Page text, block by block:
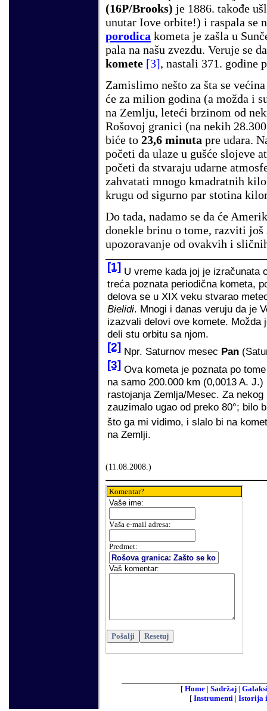
(16P/Brooks) je 1886. takođe
unutar Iove orbite!) i raspala se
porodica kometa je zašla u
pala na našu zvezdu. Veruje se
komete [3], nastali 371. godine
Zamislimo nešto za šta se
će za milion godina (a možda i
na Zemlju, leteći brzinom od
Rošovoj granici (na nekih
biće to 23,6 minuta pre udara.
početi da ulaze u gušće slojeve
početi da stvaraju udarne
zahvatati mnogo kmadratnih
krugu od sigurno par stotina
Do tada, nadamo se da će
donekle brinu o tome, razviti
upozoravanje od ovakvih i
[1] U vreme kada joj je izračunata
treća poznata periodična kometa,
delova se u XIX veku stvarao
Bielidi. Mnogi i danas veruju da je
izazvali delovi ove komete. Možda
deli stu orbitu sa njom.
[2] Npr. Saturnov mesec Pan
[3] Ova kometa je poznata po
na samo 200.000 km (0,0013 A.
rastojanja Zemlja/Mesec. Za
zauzimalo ugao od preko 80°; bilo
što ga mi vidimo, i slalo bi na
na Zemlji.
(11 08 .2008 .)
Komentar?
Vaše ime:
Vaša e-mail adresa:
Predmet:
Vaš komentar:
[ Home | Sadržaj |
[ Instrumenti | Istorija